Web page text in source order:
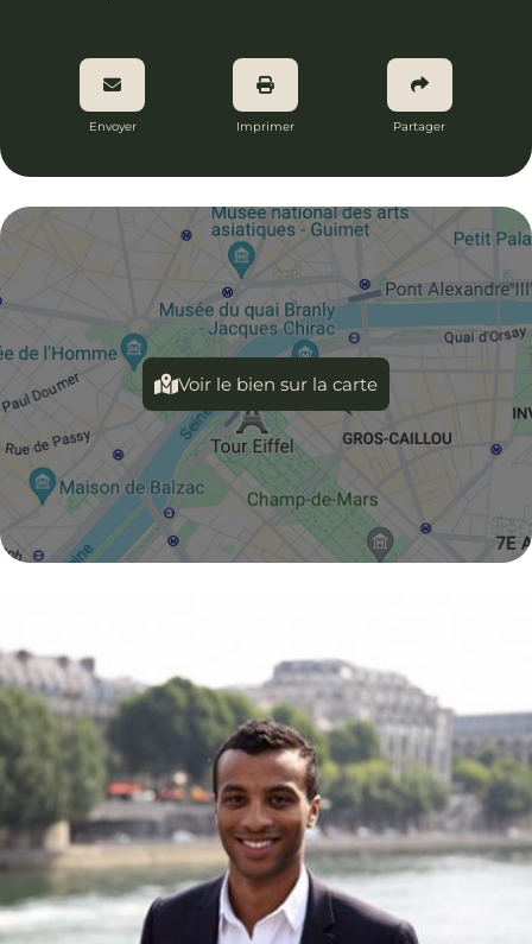
Envoyer Imprimer Partager
Voir le bien sur la carte